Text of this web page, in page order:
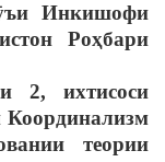
Инкишофи
Роҳбари
2, ихтисоси
Координализм
теории